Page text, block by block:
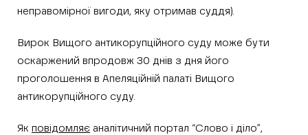
неправомірної вигоди, яку отримав суддя).
Вирок Вищого антикорупційного суду може бути
оскаржений впродовж 30 днів з дня його
проголошення в Апеляційній палаті Вищого
антикорупційного суду.
Як повідомляє аналітичний портал “Слово і діло”,